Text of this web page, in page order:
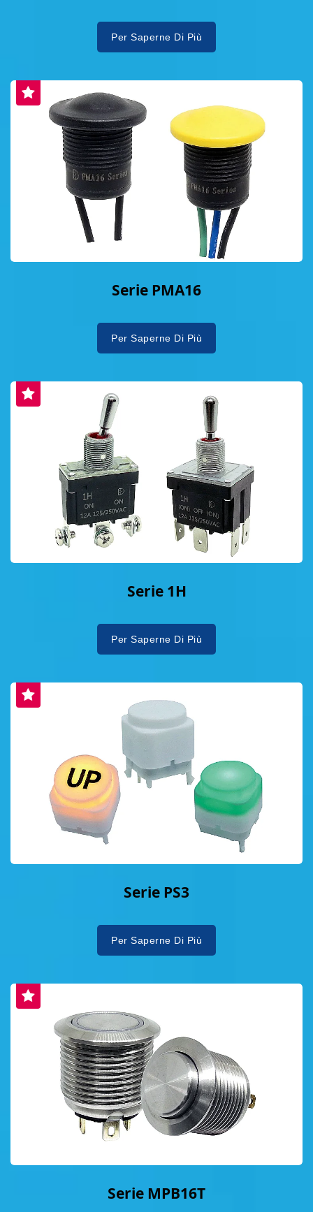
Per Saperne Di Più
Serie PMA16
Per Saperne Di Più
Serie 1H
Per Saperne Di Più
Serie PS3
Per Saperne Di Più
Serie MPB16T